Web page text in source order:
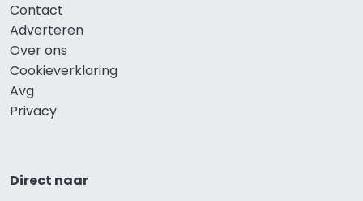
Contact
Adverteren
Over ons
Cookieverklaring
Avg
Privacy
Direct naar